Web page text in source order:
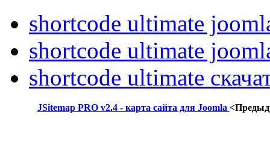
shortcode ultimate
shortcode ultimate
shortcode ultimate
JSitemap PRO v2.4 - карта сайта для Joomla